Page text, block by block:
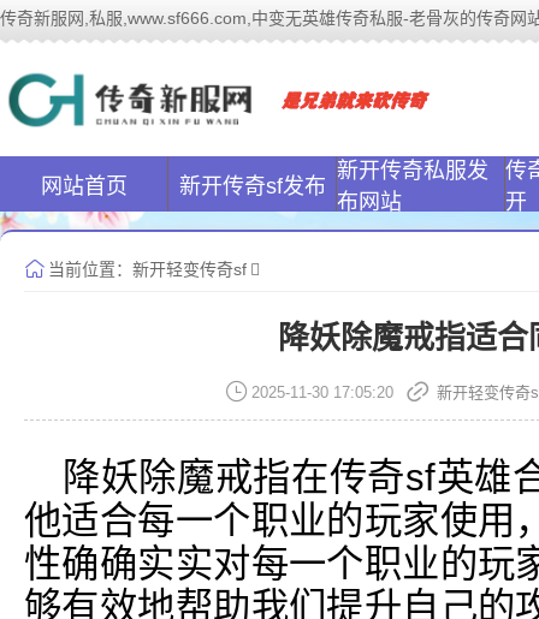
传奇新服网,私服,www.sf666.com,中变无英雄传奇私服-老骨灰的传奇网
网站首页 新开传奇sf发布
新开传奇私服发
布网站
传
开
当前位置： 新开轻变传奇sf
降妖除魔戒指适
2025-11-30 17:05:20 新开轻变传奇
降妖除魔戒指在传奇sf英雄
他适合每一个职业的玩家使用
性确确实实对每一个职业的玩
够有效地帮助我们提升自己的